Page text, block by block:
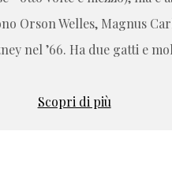
Orson Welles, Magnus
nel ’66. Ha due gatti e
Scopri di più